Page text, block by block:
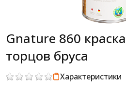
Gnature 860
торцов бруса
Характеристики